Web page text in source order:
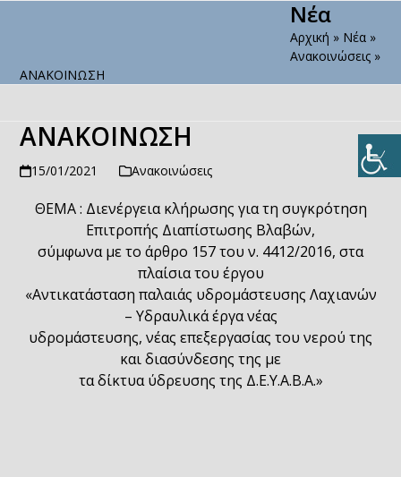
menu
menu
Νέα
Αρχική » Νέα»
Ανακοινώσεις»
ΑΝΑΚΟΙΝΩΣΗ
ΑΝΑΚΟΙΝΩΣΗ
15/01/2021 Ανακοινώσεις
ΘΕΜΑ : Διενέργεια κλήρωσης για τη συγκρότηση
Επιτροπής Διαπίστωσης Βλαβών,
σύμφωνα με το άρθρο 157 του ν. 4412/2016, στα
πλαίσια του έργου
«Αντικατάσταση παλαιάς υδρομάστευσης Λαχιανών
– Υδραυλικά έργα νέας
υδρομάστευσης, νέας επεξεργασίας του νερού της
και διασύνδεσης της με
τα δίκτυα ύδρευσης της Δ.Ε.Υ.Α.Β.Α.»